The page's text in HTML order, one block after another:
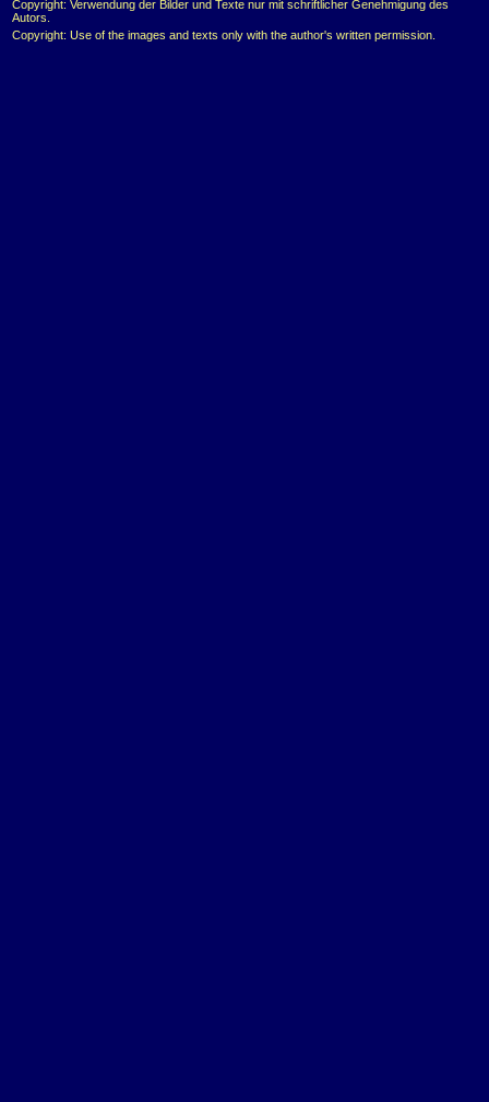
Copyright: Verwendung der Bilder und Texte nur mit schriftlicher Genehmigung des
Autors.
Copyright: Use of the images and texts only with the author's written permission.